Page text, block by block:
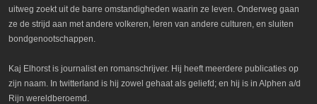
uitweg zoekt uit de barre omstandigheden waarin ze leven. Onderweg gaan
ze de strijd aan met andere volkeren, leren van andere culturen, en sluiten
bondgenootschappen.
Kaj Elhorst is journalist en romanschrijver. Hij heeft meerdere publicaties op
zijn naam. In twitterland is hij zowel gehaat als geliefd; en hij is in Alphen a/d
Rijn wereldberoemd.